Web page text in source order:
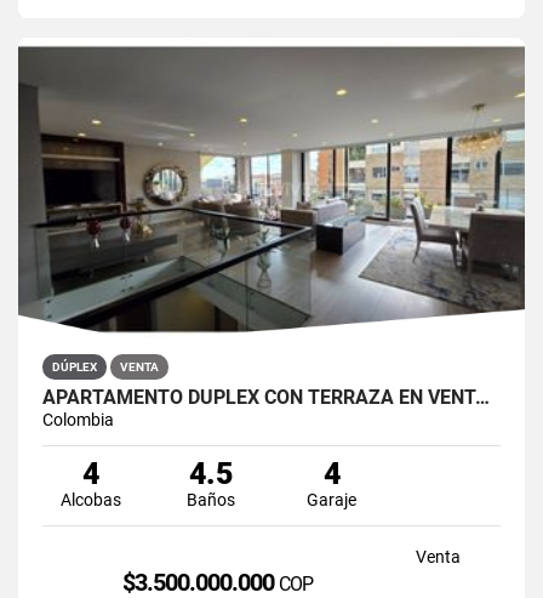
DÚPLEX VENTA
APARTAMENTO DÚPLEX CON TERRAZA EN VENTA BELLA SUIZA USAQUÉN BOGOTÁ
Colombia
4
Alcobas
4.5
Baños
4
Garaje
Venta
$3.500.000.000 COP